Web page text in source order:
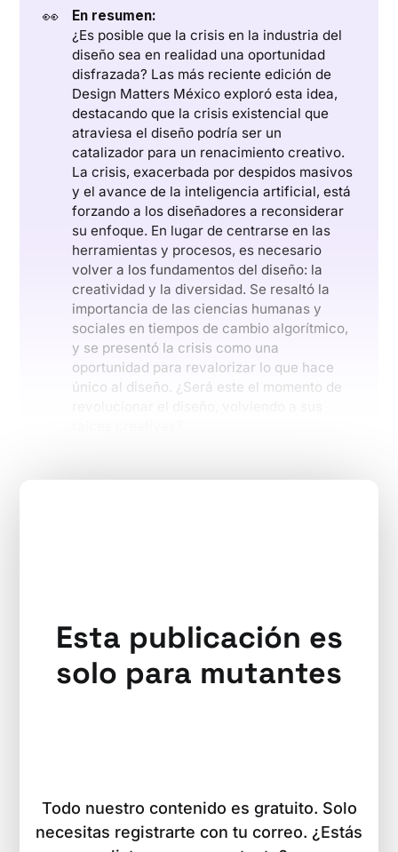
👀
En resumen:
¿Es posible que la crisis en la industria del
diseño sea en realidad una oportunidad
disfrazada? Las más reciente edición de
Design Matters México exploró esta idea,
destacando que la crisis existencial que
atraviesa el diseño podría ser un
catalizador para un renacimiento creativo.
La crisis, exacerbada por despidos masivos
y el avance de la inteligencia artificial, está
forzando a los diseñadores a reconsiderar
su enfoque. En lugar de centrarse en las
herramientas y procesos, es necesario
volver a los fundamentos del diseño: la
creatividad y la diversidad. Se resaltó la
importancia de las ciencias humanas y
sociales en tiempos de cambio algorítmico,
y se presentó la crisis como una
oportunidad para revalorizar lo que hace
único al diseño. ¿Será este el momento de
Esta publicación es
solo para mutantes
Todo nuestro contenido es gratuito. Solo
necesitas registrarte con tu correo. ¿Estás